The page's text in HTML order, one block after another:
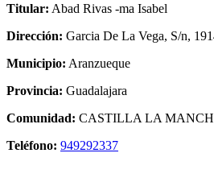
Titular: Abad Rivas -ma Isabel
Dirección: Garcia De La Vega, S/n,
Municipio: Aranzueque
Provincia: Guadalajara
Comunidad: CASTILLA LA
Teléfono: 949292337